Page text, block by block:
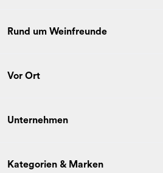
Rund um Weinfreunde
Vor Ort
Unternehmen
Kategorien & Marken